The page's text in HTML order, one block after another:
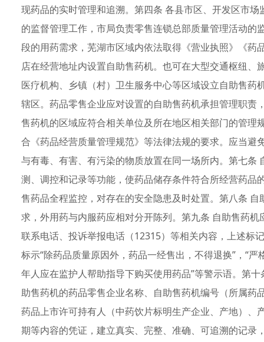
现药品的实时管理和追溯。第四条 各县市区、开发区市
的监督管理工作，市局负责零售连锁总部质量管理活动
段的用药需求，芜湖市区域内依法取得《营业执照》《
店在经营地址内设置自助售药机。也可在大型交通枢纽
医疗机构、乡镇（村）卫生服务中心等区域设立自助售
辖区。药品零售企业应对设置的自助售药机承担管理职
售药机的区域应符合相关单位及所在地区相关部门的管
合《药品经营质量管理规范》等法律法规的要求。应当
与有毒、有害、有污染的物质放置在同一场所内。第七
测、调控和记录等功能，使药品储存条件符合所经营药
售药品全程监控，对存在的安全隐患及时处置。第八条
求，外用药与内服药应相对分开陈列。第九条 自助售药
联系电话、投诉举报电话（12315）等相关内容，上述标
标示“除药品质量原因外，药品一经售出，不得退换”，“
年人应在监护人帮助指导下购买使用药品”等警示语。第
助售药机的药品零售企业名称、自助售药机编号（所属
药品上市许可持有人（中药饮片标明生产企业、产地）
期等内容的凭证，建立真实、完整、准确、可追溯的记